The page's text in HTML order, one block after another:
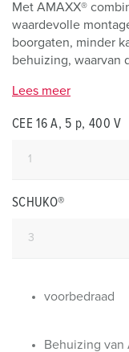
Met AMAXX®
waardevolle
boorgaten, minder
behuizing, waarvan
Lees meer
CEE 16 A, 5 p, 400 V
SCHUKO®
voorbedraad
Behuizing van